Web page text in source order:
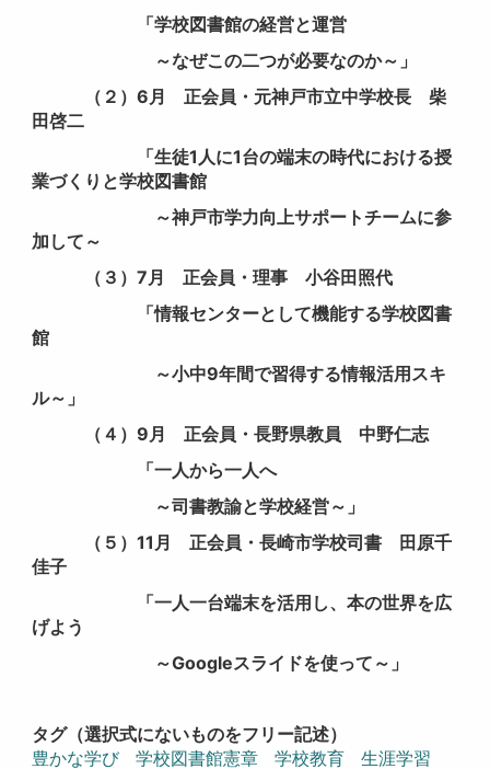
「学校図書館の経営と運営
～なぜこの二つが必要なのか～」
（２）6月 正会員・元神戸市立中学校長 柴
田啓二
「生徒1人に1台の端末の時代における授
業づくりと学校図書館
～神戸市学力向上サポートチームに参
加して～
（３）7月 正会員・理事 小谷田照代
「情報センターとして機能する学校図書
館
～小中9年間で習得する情報活用スキ
ル～」
（４）9月 正会員・長野県教員 中野仁志
「一人から一人へ
～司書教諭と学校経営～」
（５）11月 正会員・長崎市学校司書 田原千
佳子
「一人一台端末を活用し、本の世界を広
げよう
～Googleスライドを使って～」
タグ（選択式にないものをフリー記述）
豊かな学び
学校図書館憲章 学校教育
生涯学習